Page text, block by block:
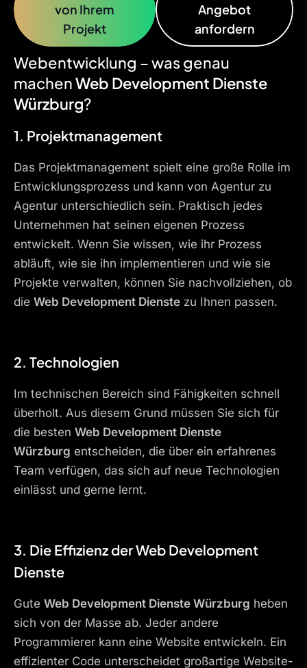
von Ihrem
Projekt
Angebot
anfordern
Webentwicklung – was genau
machenWeb Development Dienste
Würzburg?
1. Projektmanagement
Das Projektmanagement spielt eine große Rolle im
Entwicklungsprozess und kann von Agentur zu
Agentur unterschiedlich sein. Praktisch jedes
Unternehmen hat seinen eigenen Prozess
entwickelt. Wenn Sie wissen, wie ihr Prozess
abläuft, wie sie ihn implementieren und wie sie
Projekte verwalten, können Sie nachvollziehen, ob
die Web Development Dienste zu Ihnen passen.
2. Technologien
Im technischen Bereich sind Fähigkeiten schnell
überholt. Aus diesem Grund müssen Sie sich für
die besten Web Development Dienste
Würzburg entscheiden, die über ein erfahrenes
Team verfügen, das sich auf neue Technologien
einlässt und gerne lernt.
3. Die Effizienz derWeb Development
Dienste
Gute Web Development Dienste Würzburg heben
sich von der Masse ab. Jeder andere
Programmierer kann eine Website entwickeln. Ein
effizienter Code unterscheidet großartige Website-